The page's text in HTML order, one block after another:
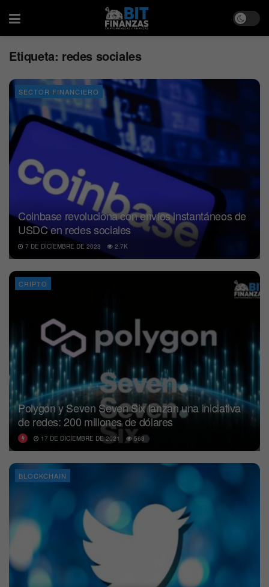
Etiqueta: redes sociales
SECTOR FINANCIERO
Coinbase revoluciona con envíos instantáneos de
USDC en redes sociales
7 DE DICIEMBRE DE 2023 2.7K
CRIPTO
Polygon y Seven Seven Six lanzan una iniciativa
de redes: 200 millones de dólares
17 DE DICIEMBRE DE 2021 563
BLOCKCHAIN